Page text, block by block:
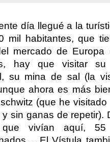
día llegué a la
mil habitantes, que
mercado de Europa
hay que visitar su
su mina de sal (la
ahora es más
(que he visitado
y sin ganas de repetir).
que vivían aquí, 55